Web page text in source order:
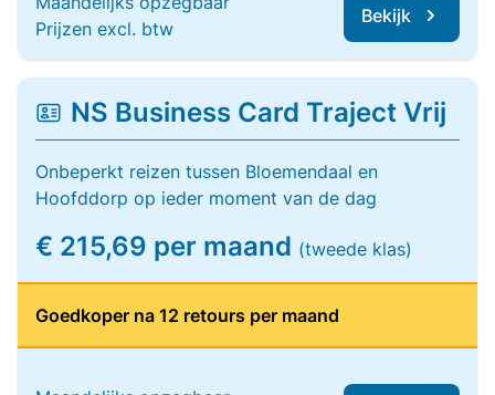
Prijzen excl. btw
Bekijk
NS Business Card Traject Vrij
Onbeperkt reizen tussen Bloemendaal en
Hoofddorp op ieder moment van de dag
€ 215,69 per maand (tweede klas)
Goedkoper na 12 retours per maand